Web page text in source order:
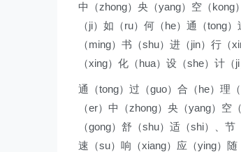
中（zhong）央（yang）空（kong
（ji）如（ru）何（he）通（tong
（ming）书（shu）进（jin）行
（xing）化（hua）设（she）计
通（tong）过（guo）合（he）理
（er）中（zhong）央（yang）
（gong）舒（shu）适（shi）、
速（su）响（xiang）应（ying）